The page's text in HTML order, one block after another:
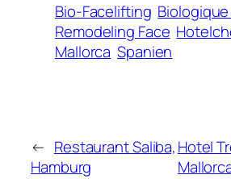
Bio-Facelifting
Remodeling Face
Mallorca Spanien
← Restaurant Saliba,
Hamburg
Hotel